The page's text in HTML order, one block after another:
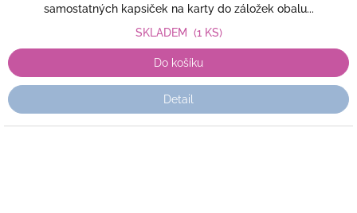
samostatných kapsiček na karty do záložek obalu...
SKLADEM (1 KS)
Do košíku
Detail